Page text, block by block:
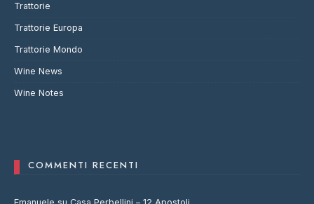
Trattorie
Trattorie Europa
Trattorie Mondo
Wine News
Wine Notes
COMMENTI RECENTI